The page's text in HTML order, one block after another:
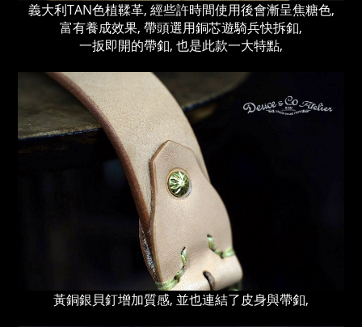
義大利TAN色植鞣革, 經些許時間使用後會漸呈焦糖色,
富有養成效果, 帶頭選用銅芯遊騎兵快拆釦,
一扳即開的帶釦, 也是此款一大特點,
黃銅銀貝釘增加質感, 並也連結了皮身與帶釦,